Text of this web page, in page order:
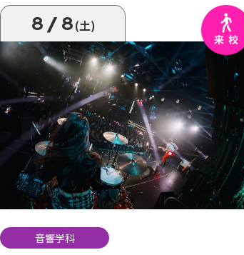
8/8(土)
音響学科